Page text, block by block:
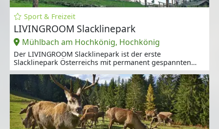
Sport & Freizeit
LIVINGROOM Slacklinepark
Mühlbach am Hochkönig, Hochkönig
Der LIVINGROOM Slacklinepark ist der erste
Slacklinepark Österreichs mit permanent gespannten
Lines.